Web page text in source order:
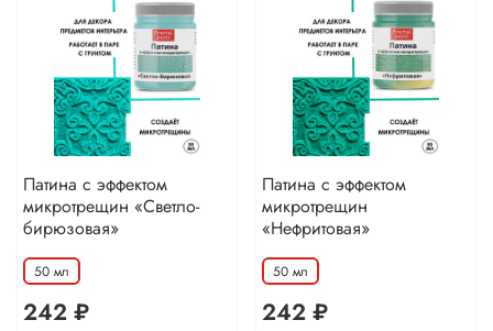
Патина с эффектом
микротрещин «Светло-
бирюзовая»
50 мл
242 ₽
Патина с эффектом
микротрещин
«Нефритовая»
50 мл
242 ₽